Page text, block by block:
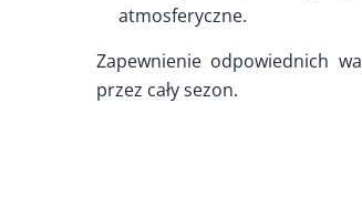
atmosferyczne.
Zapewnienie odpowiednich
przez cały sezon.